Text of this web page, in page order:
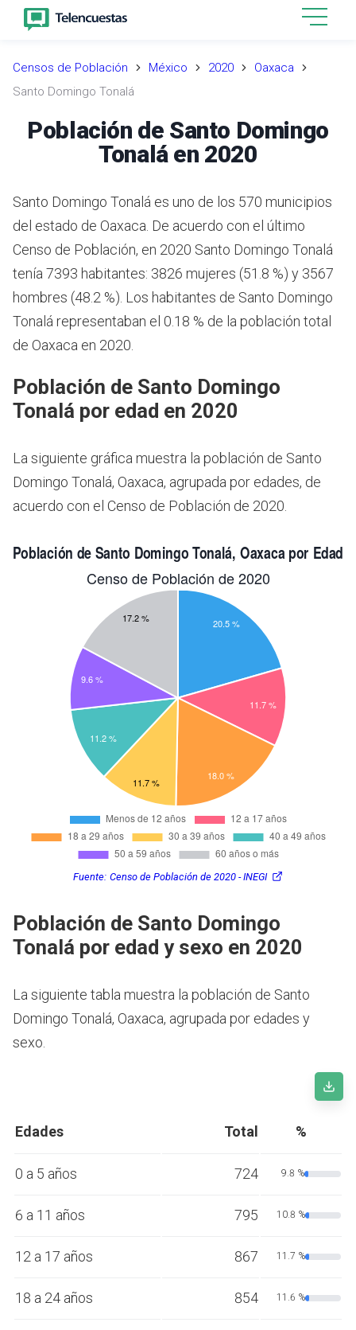
Censos de Población México 2020
Oaxaca
Santo Domingo Tonalá
Población de Santo Domingo
Tonalá en 2020
Santo Domingo Tonalá es uno de los 570 municipios
del estado de Oaxaca. De acuerdo con el último
Censo de Población, en 2020 Santo Domingo Tonalá
tenía 7393 habitantes: 3826 mujeres (51.8 %) y 3567
hombres (48.2 %). Los habitantes de Santo Domingo
Tonalá representaban el 0.18 % de la población total
de Oaxaca en 2020.
Población de Santo Domingo
Tonalá por edad en 2020
La siguiente gráfica muestra la población de Santo
Domingo Tonalá, Oaxaca, agrupada por edades, de
acuerdo con el Censo de Población de 2020.
Fuente: Censo de Población de 2020 - INEGI
Población de Santo Domingo
Tonalá por edad y sexo en 2020
La siguiente tabla muestra la población de Santo
Domingo Tonalá, Oaxaca, agrupada por edades y
sexo.
Edades Total %
0 a 5 años 724 9.8 %
6 a 11 años 795 10.8 %
12 a 17 años 867 11.7 %
18 a 24 años 854 11.6 %